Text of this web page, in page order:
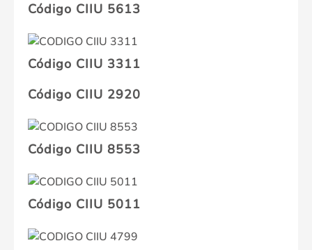
Código CIIU 5613
Código CIIU 3311
Código CIIU 2920
Código CIIU 8553
Código CIIU 5011